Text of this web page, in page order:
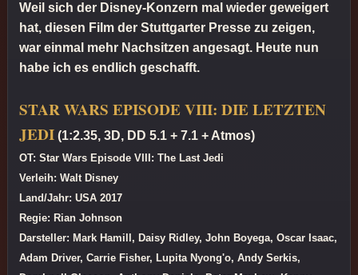
Weil sich der Disney-Konzern mal wieder geweigert
hat, diesen Film der Stuttgarter Presse zu zeigen,
war einmal mehr Nachsitzen angesagt. Heute nun
habe ich es endlich geschafft.
STAR WARS EPISODE VIII: DIE LETZTEN
JEDI (1:2.35, 3D, DD 5.1 + 7.1 + Atmos)
OT: Star Wars Episode VIII: The Last Jedi
Verleih: Walt Disney
Land/Jahr: USA 2017
Regie: Rian Johnson
Darsteller: Mark Hamill, Daisy Ridley, John Boyega, Oscar Isaac,
Adam Driver, Carrie Fisher, Lupita Nyong'o, Andy Serkis,